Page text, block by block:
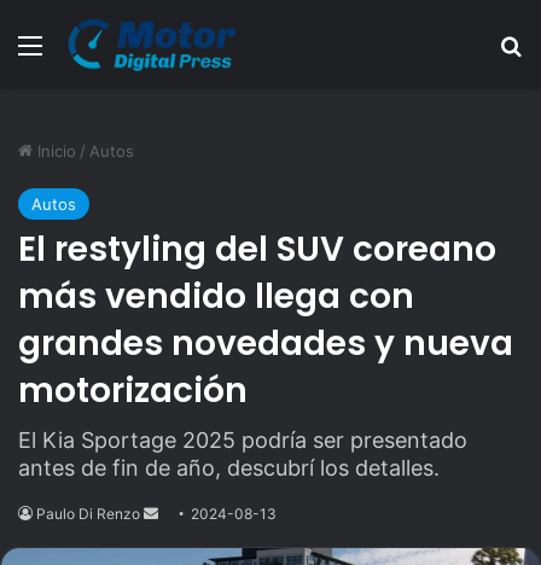
Menú
Inicio / Autos
Autos
El restyling del SUV coreano
más vendido llega con
grandes novedades y nueva
motorización
El Kia Sportage 2025 podría ser presentado
antes de fin de año, descubrí los detalles.
Paulo Di Renzo
Send2024-08-13